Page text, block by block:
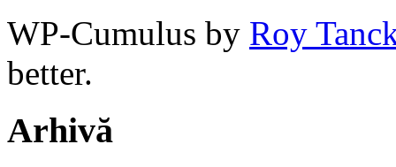
WP-Cumulus by Roy
better.
Arhivă